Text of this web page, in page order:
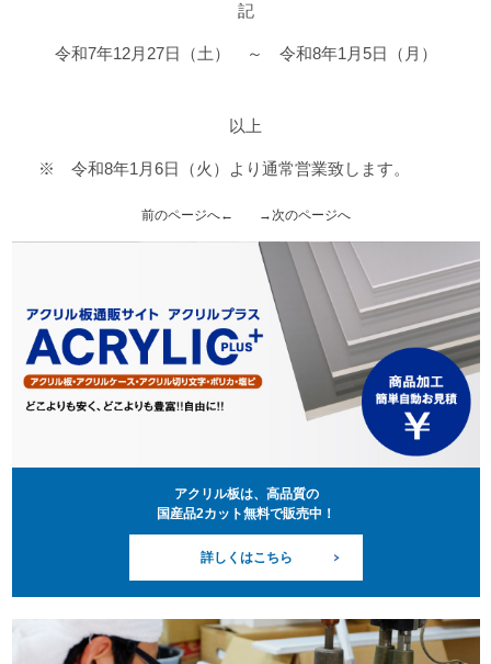
記
令和7年12月27日（土） ～ 令和8年1月5日（月）
以上
※ 令和8年1月6日（火）より通常営業致します。
前のページへ← →次のページへ
アクリル板は、高品質の
国産品2カット無料で販売中！
詳しくはこちら